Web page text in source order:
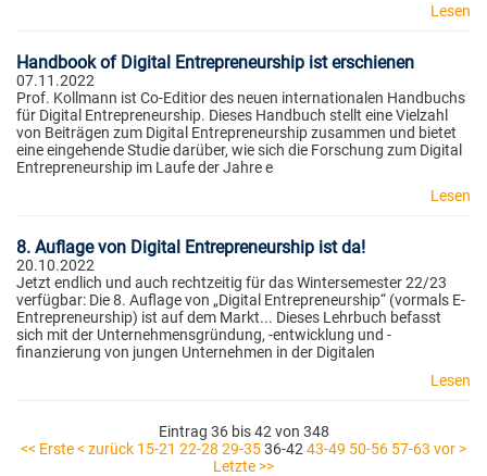
Lesen
Handbook of Digital Entrepreneurship ist erschienen
07.11.2022
Prof. Kollmann ist Co-Editior des neuen internationalen Handbuchs
für Digital Entrepreneurship. Dieses Handbuch stellt eine Vielzahl
von Beiträgen zum Digital Entrepreneurship zusammen und bietet
eine eingehende Studie darüber, wie sich die Forschung zum Digital
Entrepreneurship im Laufe der Jahre e
Lesen
8. Auflage von Digital Entrepreneurship ist da!
20.10.2022
Jetzt endlich und auch rechtzeitig für das Wintersemester 22/23
verfügbar: Die 8. Auflage von „Digital Entrepreneurship“ (vormals E-
Entrepreneurship) ist auf dem Markt... Dieses Lehrbuch befasst
sich mit der Unternehmensgründung, -entwicklung und -
finanzierung von jungen Unternehmen in der Digitalen
Lesen
Eintrag 36 bis 42 von 348
<< Erste< zurück 15-21 22-28 29-3536-42 43-49 50-56 57-63 vor >
Letzte >>